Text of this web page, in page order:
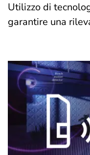
Utilizzo di
garantire una